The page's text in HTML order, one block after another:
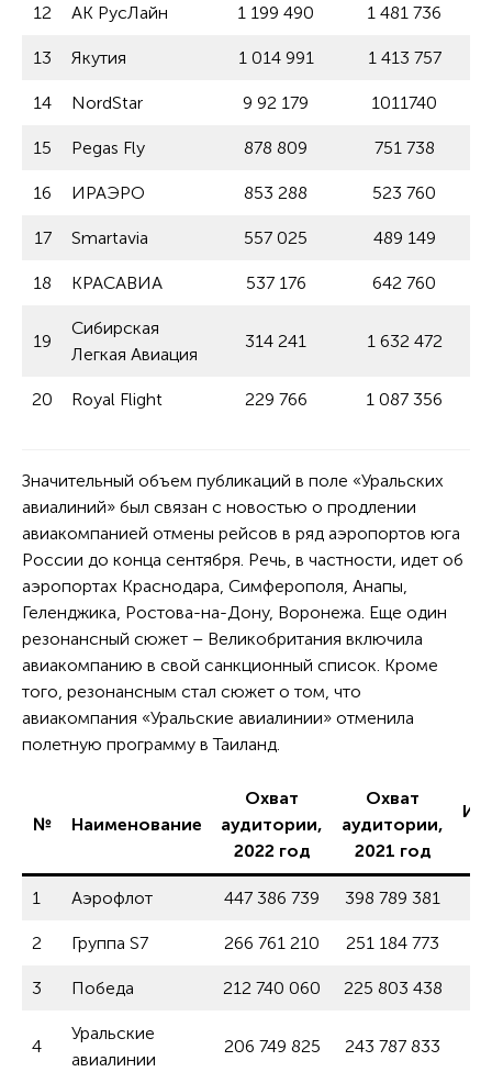
12 АК РусЛайн 1 199 490 1 481 736
13 Якутия 1 014 991 1 413 757
14 NordStar 9 92 179 1011740
15 Pegas Fly 878 809 751 738
16 ИРАЭРО 853 288 523 760
17 Smartavia 557 025 489 149
18 КРАСАВИА 537 176 642 760
19
Сибирская
Легкая Авиация
314 241 1 632 472
20 Royal Flight 229 766 1 087 356
Значительный объем публикаций в поле «Уральских
авиалиний» был связан с новостью о продлении
авиакомпанией отмены рейсов в ряд аэропортов юга
России до конца сентября. Речь, в частности, идет об
аэропортах Краснодара, Симферополя, Анапы,
Геленджика, Ростова-на-Дону, Воронежа. Еще один
резонансный сюжет – Великобритания включила
авиакомпанию в свой санкционный список. Кроме
того, резонансным стал сюжет о том, что
авиакомпания «Уральские авиалинии» отменила
полетную программу в Таиланд.
№ Наименование
Охват
аудитории,
2022 год
Охват
аудитории,
2021 год
1 Аэрофлот 447 386 739 398 789 381
2 Группа S7 266 761 210 251 184 773
3 Победа 212 740 060 225 803 438
4
Уральские
авиалинии
206 749 825 243 787 833